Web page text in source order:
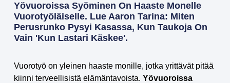
Yövuoroissa Syöminen On Haaste Monelle
Vuorotyöläiselle. Lue Aaron Tarina: Miten
Perusrunko Pysyi Kasassa, Kun Taukoja On
Vain 'kun Lastari Käskee'.
Vuorotyö on yleinen haaste monille, jotka yrittävät pitää
kiinni terveellisistä elämäntavoista. Yövuoroissa